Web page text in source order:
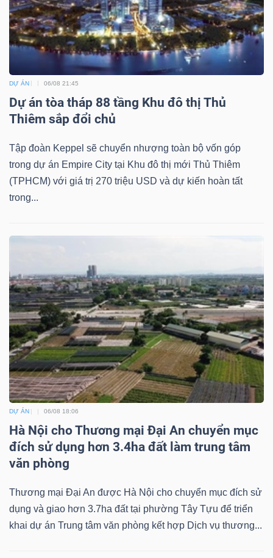
DỰ ÁN 06/08 21:45
Dự án tòa tháp 88 tầng Khu đô thị Thủ
Thiêm sắp đổi chủ
Tập đoàn Keppel sẽ chuyển nhượng toàn bộ vốn góp
trong dự án Empire City tại Khu đô thị mới Thủ Thiêm
(TPHCM) với giá trị 270 triệu USD và dự kiến hoàn tất
trong...
DỰ ÁN 06/08 18:06
Hà Nội cho Thương mại Đại An chuyển mục
đích sử dụng hơn 3.4ha đất làm trung tâm
văn phòng
Thương mại Đại An được Hà Nội cho chuyển mục đích sử
dụng và giao hơn 3.7ha đất tại phường Tây Tựu để triển
khai dự án Trung tâm văn phòng kết hợp Dịch vụ thương...
Mã
chứng
khoán
Tất cả Cổ phiếu Chỉ số Chứng chỉ quỹ
đạo
(-)
Bài
viết
của
tác
giả
(-)
Báo
cáo
phân
(-)